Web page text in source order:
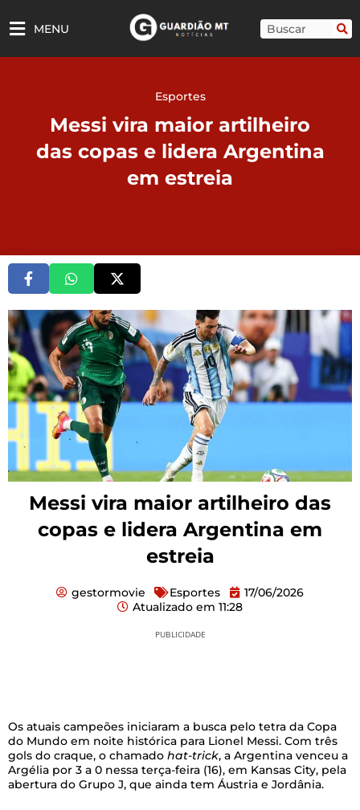
para
MENU Pesquisar
Esportes
Messi vira maior artilheiro
das copas e lidera Argentina
em estreia
Messi vira maior artilheiro das
copas e lidera Argentina em
estreia
gestormovie Esportes
17/06/2026
Atualizado em 11:28
PUBLICIDADE
Os atuais campeões iniciaram a busca pelo tetra da Copa
do Mundo em noite histórica para Lionel Messi. Com três
gols do craque, o chamado hat-trick, a Argentina venceu a
Argélia por 3 a 0 nessa terça-feira (16), em Kansas City, pela
abertura do Grupo J, que ainda tem Áustria e Jordânia.